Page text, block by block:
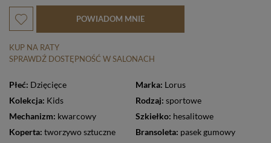
POWIADOM MNIE
KUP NA RATY
SPRAWDŹ DOSTĘPNOŚĆ W SALONACH
Płeć: Dzięcięce Marka: Lorus
Kolekcja: Kids Rodzaj: sportowe
Mechanizm: kwarcowy Szkiełko: hesalitowe
Koperta: tworzywo sztuczne Bransoleta: pasek gumowy